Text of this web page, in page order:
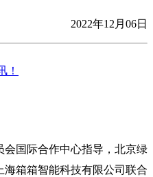
2022年12月06日
！
国际合作中心指导，北京绿
箱箱智能科技有限公司联合